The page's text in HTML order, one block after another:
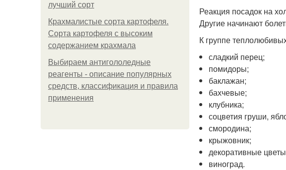
лучший сорт
Крахмалистые сорта картофеля.
Сорта картофеля с высоким
содержанием крахмала
Выбираем антигололедные
реагенты - описание популярных
средств, классификация и правила
применения
Реакция посадок на
Другие начинают
К группе
сладкий перец;
помидоры;
баклажан;
бахчевые;
клубника;
соцветия груши,
смородина;
крыжовник;
декоративные
виноград.